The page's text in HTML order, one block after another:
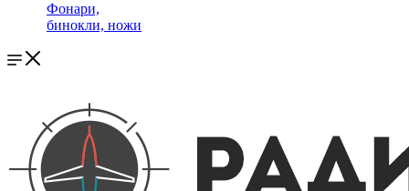
Фонари,
бинокли, ножи